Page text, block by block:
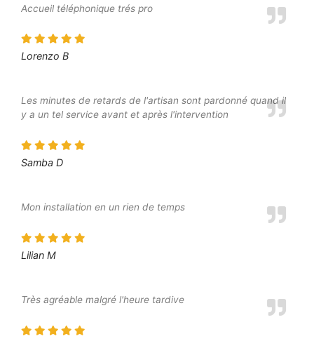
Accueil téléphonique trés pro
Lorenzo B
Les minutes de retards de l'artisan sont pardonné quand il
y a un tel service avant et après l'intervention
Samba D
Mon installation en un rien de temps
Lilian M
Très agréable malgré l'heure tardive